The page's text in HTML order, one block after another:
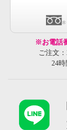
※お電話
ご注文
24